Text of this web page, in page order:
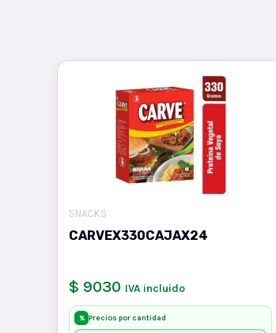
SNACKS
CARVEX330CAJAX24
$ 9030 IVA incluido
% Precios por cantidad